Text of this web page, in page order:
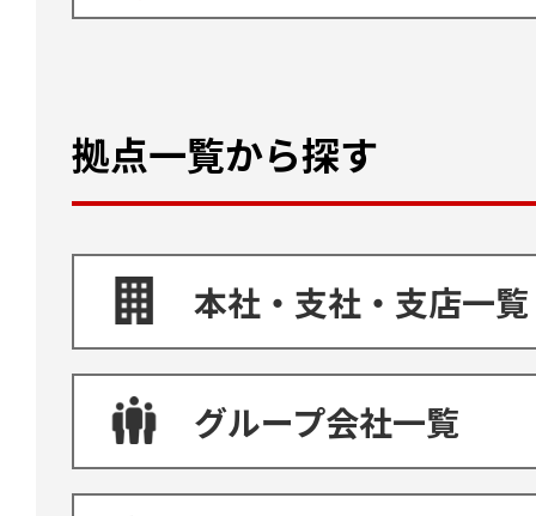
拠点一覧から探す
本社・支社・支店一覧
グループ会社一覧